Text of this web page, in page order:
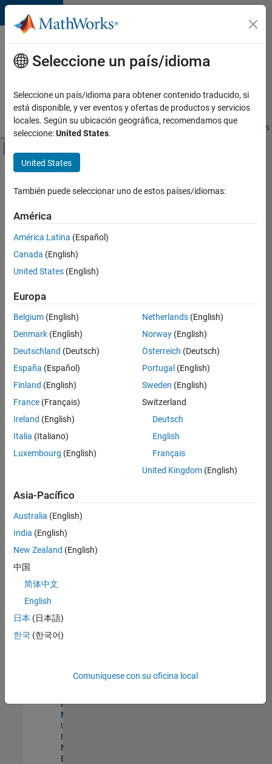
Saltar al contenido
Ofertas
de
empleo
MathWorks
Visión general Búsqueda de empleo Oficinas locales
Contenido principal
FILTRADO POR
Web Applications and Services
Industry Marketing
Product Marketing
Ordenar por
Guardar
empleos
seleccionados
No se
han
traducido
todos
los
empleos.
Busque
por
ubicación
todos
empleos
en su
zona.
Product Strategy Lead - Cloud & Ecosystem for Simulink
Ecosystem for
US-MA-Natick
Experimentado
Industry
Manager
US-TX-Plano
Industry
Marketing |
Experimentado
Seleccione un país/idioma
Seleccione un país/idioma para obtener contenido traducido, si
está disponible, y ver eventos y ofertas de productos y servicios
locales. Según su ubicación geográfica, recomendamos que
seleccione:United States.
United States
También puede seleccionar uno de estos países/idiomas:
América
América Latina (Español)
Canada (English)
United States (English)
Europa
Belgium (English)
Denmark (English)
Deutschland (Deutsch)
España (Español)
Finland (English)
France (Français)
Ireland (English)
Italia (Italiano)
Luxembourg (English)
Netherlands(English)
Norway(English)
Österreich (Deutsch)
Portugal (English)
Sweden (English)
Switzerland
Deutsch
English
Français
United Kingdom(English)
Asia-Pacífico
Australia (English)
India (English)
New Zealand (English)
中国
简体中文
English
日本 (日本語)
한국 (한국어)
Comuníquese con su oficina local